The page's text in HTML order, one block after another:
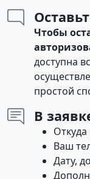
Чтобы
доступна
простой
В
Откуда
Ваш
Дату,